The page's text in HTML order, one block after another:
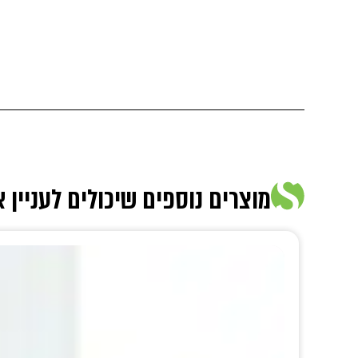
מוצרים נוספים שיכולים